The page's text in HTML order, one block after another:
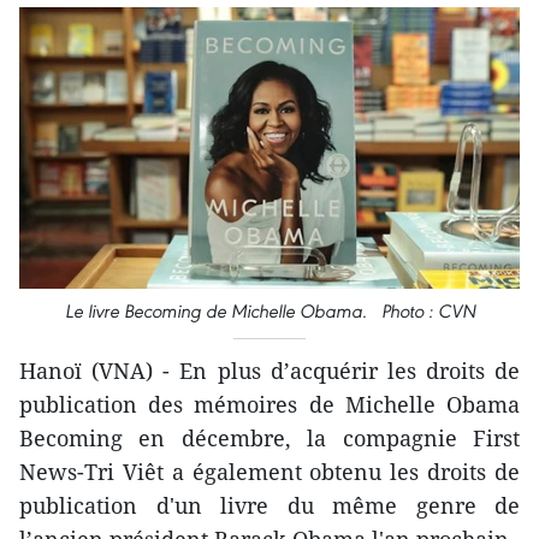
Le livre Becoming de Michelle Obama. Photo : CVN
Hanoï (VNA) - En plus d’acquérir les droits de
publication des mémoires de Michelle Obama
Becoming en décembre, la compagnie First
News-Tri Viêt a également obtenu les droits de
publication d'un livre du même genre de